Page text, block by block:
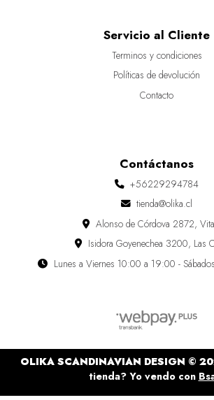
Servicio al Cliente
Terminos y condiciones
Políticas de devolución
Contacto
Contáctanos
+56229294784
tienda@olika.cl
Alonso de Córdova 2872,
Isidora Goyenechea 3200, Las
Lunes a Viernes 10:00 a 19:00 -
OLIKA SCANDINAVIAN DESIGN ©
tienda? Yo vendo con